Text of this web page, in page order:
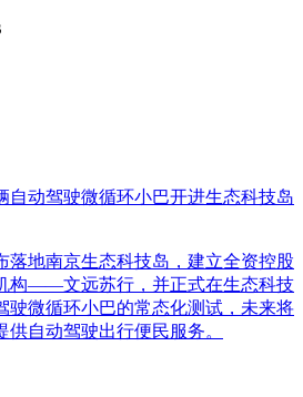
自动驾驶微循环小巴开进生态科技岛
落地南京生态科技岛，建立全资控股
构——文远苏行，并正式在生态科技
驶微循环小巴的常态化测试，未来将
供自动驾驶出行便民服务。